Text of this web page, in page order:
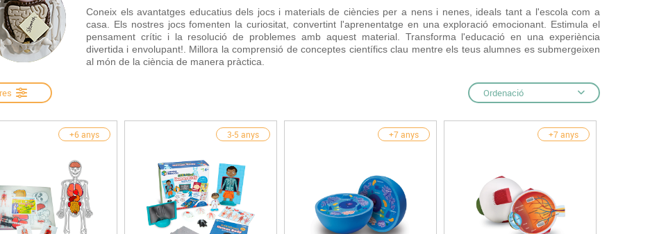
Música
Matemàtiques
Ciències
VideoprojeccióEspais compartits
Taules escolars, abatibles i polivalents
Mobles escolars, casellers i cubeters
Penjadors, prestatges i taquilles
Complements esportius
Entrenament
Equipament
Psicomotricitat
Esports raqueta
Gimnàstica rítmica
Coneix els avantatges educatius dels jocs i materials de ciències per a nens i nenes, ideals tant a l'escola com a
casa. Els nostres jocs fomenten la curiositat, convertint l'aprenentatge en una exploració emocionant. Estimula el
pensament crític i la resolució de problemes amb aquest material. Transforma l'educació en una experiència
divertida i envolupant!. Millora la comprensió de conceptes científics clau mentre els teus alumnes es submergeixen
al món de la ciència de manera pràctica.
Ordenació
+6 anys 3-5 anys +7 anys +7 anys